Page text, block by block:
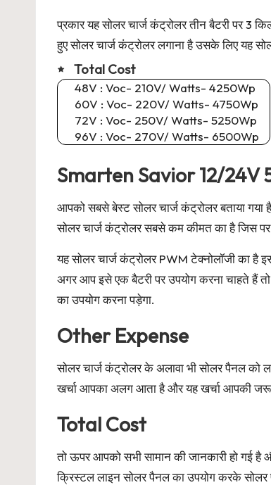
प्रकार यह सोलर चार्ज कंट्रोलर तीन बैटरी पर 3
हुए सोलर चार्ज कंट्रोलर लगाना है उसके लिए यह
Total Cost
48V : Voc- 210V/ Watts- 4250Wp
60V : Voc- 220V/ Watts- 4750Wp
72V : Voc- 250V/ Watts- 5250Wp
96V : Voc- 270V/ Watts- 6500Wp
Smarten Savior 12/24V
आपको सबसे बेस्ट सोलर चार्ज कंट्रोलर बताया गया
सोलर चार्ज कंट्रोलर सबसे कम कीमत का है जिस
यह सोलर चार्ज कंट्रोलर PWM टेक्नोलॉजी का है
अगर आप इसे एक बैटरी पर उपयोग करना चाहते हैं
का उपयोग करना पड़ेगा.
Other Expense
सोलर चार्ज कंट्रोलर के अलावा भी सोलर पैनल
खर्चा आपका अलग आता है और यह खर्चा आपकी
Total Cost
तो ऊपर आपको सभी सामान की जानकारी हो गई
क्रिस्टल लाइन सोलर पैनल का उपयोग करके